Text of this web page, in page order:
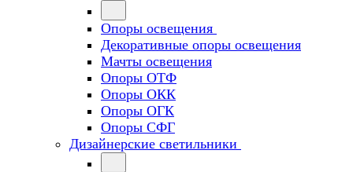
Опоры освещения
Декоративные опоры освещения
Мачты освещения
Опоры ОТФ
Опоры ОКК
Опоры ОГК
Опоры СФГ
Дизайнерские светильники